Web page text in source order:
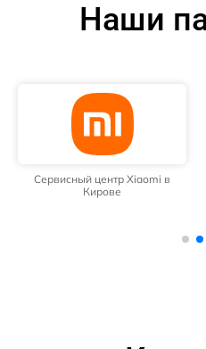
Наши
Сервисный центр Xiaomi в
Кирове